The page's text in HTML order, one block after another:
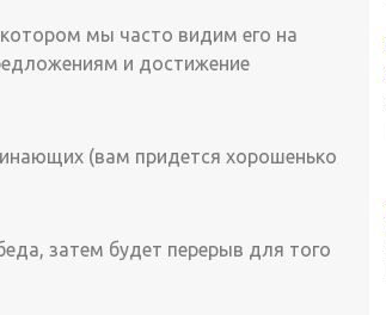
мы часто видим его на
и достижение
(вам придется хорошенько
затем будет перерыв для того